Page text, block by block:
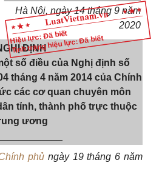
Hiệu lực: Đã biết
Tình trạng hiệu lực: Đã biết
Hà Nội, ngày 14 tháng 9 năm
2020
ĐỊNH
số điều của Nghị định số
tháng 4 năm 2014 của Chính
các cơ quan chuyên môn
tỉnh, thành phố trực thuộc
ương
phủ ngày 19 tháng 6 năm